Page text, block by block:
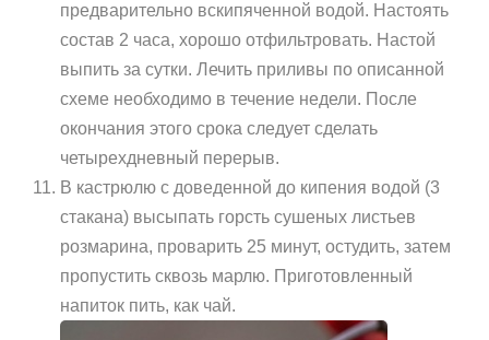
предварительно вскипяченной водой. Настоять
состав 2 часа, хорошо отфильтровать. Настой
выпить за сутки. Лечить приливы по описанной
схеме необходимо в течение недели. После
окончания этого срока следует сделать
четырехдневный перерыв.
В кастрюлю с доведенной до кипения водой (3
стакана) высыпать горсть сушеных листьев
розмарина, проварить 25 минут, остудить, затем
пропустить сквозь марлю. Приготовленный
напиток пить, как чай.